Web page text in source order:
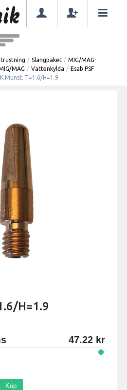
/ Slangpaket / MIG/MAG-
MAG / Vattenkylda / Esab PSF
K.Munst. T=1.6/H=1.9
H=1.9
47.22
Köp